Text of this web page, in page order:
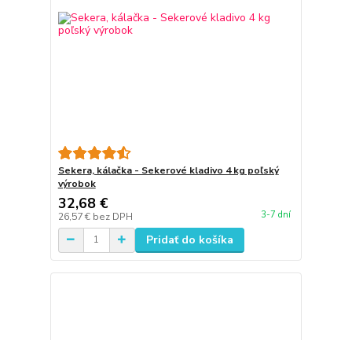
Sekera, kálačka - Sekerové kladivo 4 kg poľský
výrobok
32,68 €
26,57 € bez DPH 3-7 dní
Pridať do košíka